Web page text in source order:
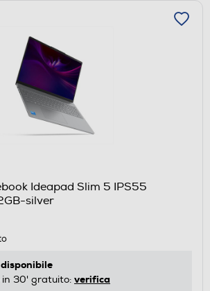
Ideapad Slim 5 IPS55
silver
disponibile
in 30' gratuito: verifica